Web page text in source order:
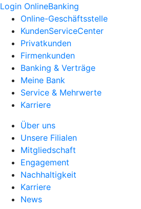
Login OnlineBanking
Online-Geschäftsstelle
KundenServiceCenter
Privatkunden
Firmenkunden
Banking & Verträge
Meine Bank
Service & Mehrwerte
Karriere
Über uns
Unsere Filialen
Mitgliedschaft
Engagement
Nachhaltigkeit
Karriere
News